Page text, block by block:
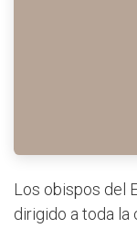
Los obispos del
dirigido a toda la